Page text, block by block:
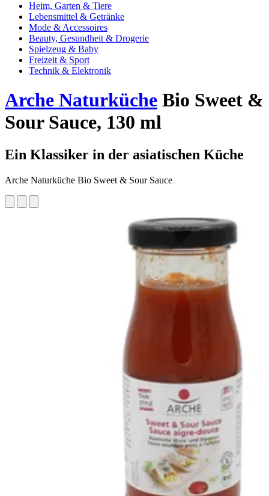
Heim, Garten & Tiere
Lebensmittel & Getränke
Mode & Accessoires
Beauty, Gesundheit & Drogerie
Spielzeug & Baby
Freizeit & Sport
Technik & Elektronik
Arche Naturküche Bio Sweet &
Sour Sauce, 130 ml
Ein Klassiker in der asiatischen Küche
Arche Naturküche Bio Sweet & Sour Sauce